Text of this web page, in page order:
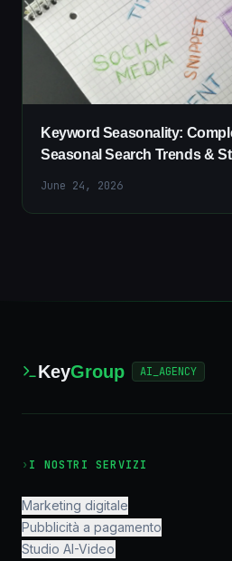
Keyword Seasonality:
Seasonal Search Trends &
June 24, 2026
KeyGroup AI_AGENCY
› I NOSTRI SERVIZI
Marketing digitale
Pubblicità a pagamento
Studio AI-Video